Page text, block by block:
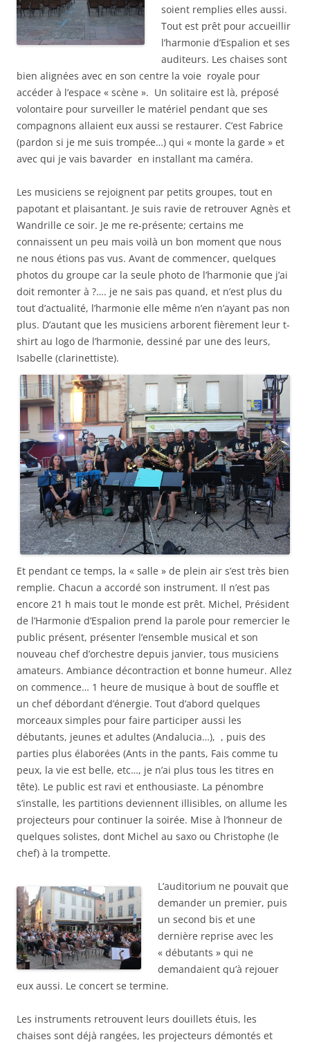
soient remplies elles aussi.
Tout est prêt pour accueillir
l’harmonie d’Espalion et ses
auditeurs. Les chaises sont
bien alignées avec en son centre la voie royale pour
accéder à l’espace « scène ». Un solitaire est là, préposé
volontaire pour surveiller le matériel pendant que ses
compagnons allaient eux aussi se restaurer. C’est Fabrice
(pardon si je me suis trompée…) qui « monte la garde » et
avec qui je vais bavarder en installant ma caméra.
Les musiciens se rejoignent par petits groupes, tout en
papotant et plaisantant. Je suis ravie de retrouver Agnès et
Wandrille ce soir. Je me re-présente; certains me
connaissent un peu mais voilà un bon moment que nous
ne nous étions pas vus. Avant de commencer, quelques
photos du groupe car la seule photo de l’harmonie que j’ai
doit remonter à ?…. je ne sais pas quand, et n’est plus du
tout d’actualité, l’harmonie elle même n’en n’ayant pas non
plus. D’autant que les musiciens arborent fièrement leur t-
shirt au logo de l’harmonie, dessiné par une des leurs,
Isabelle (clarinettiste).
Et pendant ce temps, la « salle » de plein air s’est très bien
remplie. Chacun a accordé son instrument. Il n’est pas
encore 21 h mais tout le monde est prêt. Michel, Président
de l’Harmonie d’Espalion prend la parole pour remercier le
public présent, présenter l’ensemble musical et son
nouveau chef d’orchestre depuis janvier, tous musiciens
amateurs. Ambiance décontraction et bonne humeur. Allez
on commence… 1 heure de musique à bout de souffle et
un chef débordant d’énergie. Tout d’abord quelques
morceaux simples pour faire participer aussi les
débutants, jeunes et adultes (Andalucia…), , puis des
parties plus élaborées (Ants in the pants, Fais comme tu
peux, la vie est belle, etc…, je n’ai plus tous les titres en
tête). Le public est ravi et enthousiaste. La pénombre
s’installe, les partitions deviennent illisibles, on allume les
projecteurs pour continuer la soirée. Mise à l’honneur de
quelques solistes, dont Michel au saxo ou Christophe (le
chef) à la trompette.
L’auditorium ne pouvait que
demander un premier, puis
un second bis et une
dernière reprise avec les
« débutants » qui ne
demandaient qu’à rejouer
eux aussi. Le concert se termine.
Les instruments retrouvent leurs douillets étuis, les
chaises sont déjà rangées, les projecteurs démontés et